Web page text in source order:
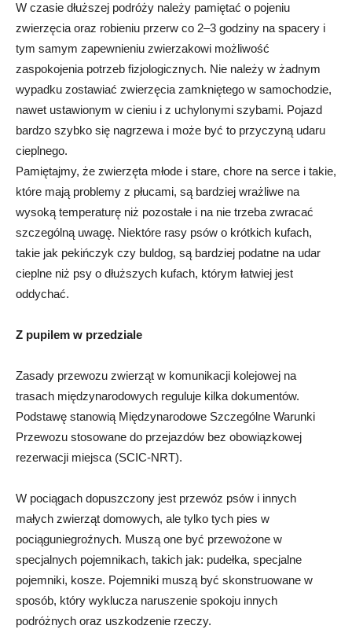
W czasie dłuższej podróży należy pamiętać o pojeniu
zwierzęcia oraz robieniu przerw co 2–3 godziny na spacery i
tym samym zapewnieniu zwierzakowi możliwość
zaspokojenia potrzeb fizjologicznych. Nie należy w żadnym
wypadku zostawiać zwierzęcia zamkniętego w samochodzie,
nawet ustawionym w cieniu i z uchylonymi szybami. Pojazd
bardzo szybko się nagrzewa i może być to przyczyną udaru
cieplnego.
Pamiętajmy, że zwierzęta młode i stare, chore na serce i takie,
które mają problemy z płucami, są bardziej wrażliwe na
wysoką temperaturę niż pozostałe i na nie trzeba zwracać
szczególną uwagę. Niektóre rasy psów o krótkich kufach,
takie jak pekińczyk czy buldog, są bardziej podatne na udar
cieplne niż psy o dłuższych kufach, którym łatwiej jest
oddychać.
Z pupilem w przedziale
Zasady przewozu zwierząt w komunikacji kolejowej na
trasach międzynarodowych reguluje kilka dokumentów.
Podstawę stanowią Międzynarodowe Szczególne Warunki
Przewozu stosowane do przejazdów bez obowiązkowej
rezerwacji miejsca (SCIC-NRT).
W pociągach dopuszczony jest przewóz psów i innych
małych zwierząt domowych, ale tylko tych pies w
pociąguniegroźnych. Muszą one być przewożone w
specjalnych pojemnikach, takich jak: pudełka, specjalne
pojemniki, kosze. Pojemniki muszą być skonstruowane w
sposób, który wyklucza naruszenie spokoju innych
podróżnych oraz uszkodzenie rzeczy.